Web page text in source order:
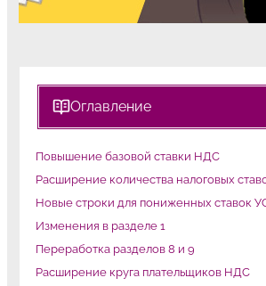
Оглавление
Повышение базовой ставки НДС
Расширение количества налоговых
Новые строки для пониженных ставок
Изменения в разделе 1
Переработка разделов 8 и 9
Расширение круга плательщиков НДС